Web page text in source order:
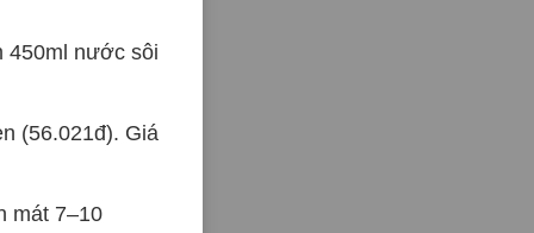
450ml nước sôi
(56.021đ). Giá
mát 7–10